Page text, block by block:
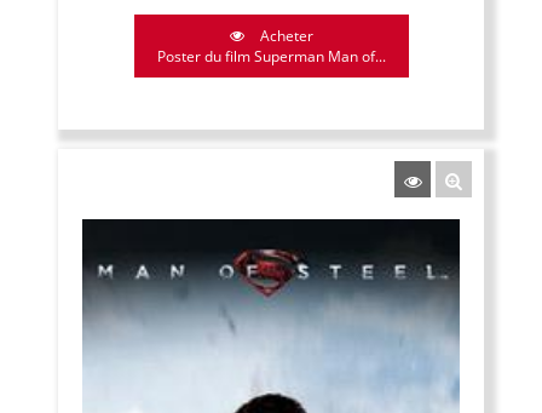
Acheter
Poster du film Superman Man of...